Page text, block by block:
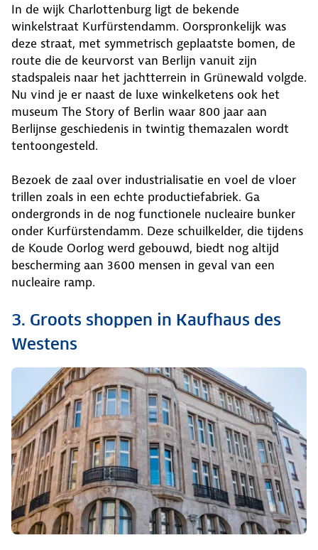
In de wijk Charlottenburg ligt de bekende
winkelstraat Kurfürstendamm. Oorspronkelijk was
deze straat, met symmetrisch geplaatste bomen, de
route die de keurvorst van Berlijn vanuit zijn
stadspaleis naar het jachtterrein in Grünewald volgde.
Nu vind je er naast de luxe winkelketens ook het
museum The Story of Berlin waar 800 jaar aan
Berlijnse geschiedenis in twintig themazalen wordt
tentoongesteld.
Bezoek de zaal over industrialisatie en voel de vloer
trillen zoals in een echte productiefabriek. Ga
ondergronds in de nog functionele nucleaire bunker
onder Kurfürstendamm. Deze schuilkelder, die tijdens
de Koude Oorlog werd gebouwd, biedt nog altijd
bescherming aan 3600 mensen in geval van een
nucleaire ramp.
3. Groots shoppen in Kaufhaus des
Westens